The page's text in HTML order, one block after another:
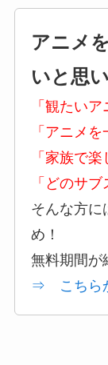
アニメ
いと思
「観たい
「アニメ
「家族で
「どのサ
そんな方に
め！
無料期間が
⇒ こちら